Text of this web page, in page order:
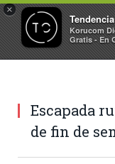
×
Korucom
Gratis - En
Escapada
de fin de